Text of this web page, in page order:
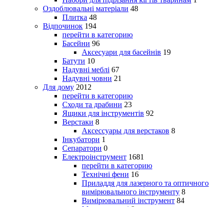
Оздоблювальні матеріали 48
Плитка 48
Відпочинок 194
перейти в категорию
Басейни 96
Аксесуари для басейнів 19
Батути 10
Надувні меблі 67
Надувні човни 21
Для дому 2012
перейти в категорию
Сходи та драбини 23
Ящики для інструментів 92
Верстаки 8
Аксессуары для верстаков 8
Інкубатори 1
Сепаратори 0
Електроінструмент 1681
перейти в категорию
Технічні фени 16
Приладдя для лазерного та оптичного
вимірювального інструменту 8
Вимірювальний інструмент 84